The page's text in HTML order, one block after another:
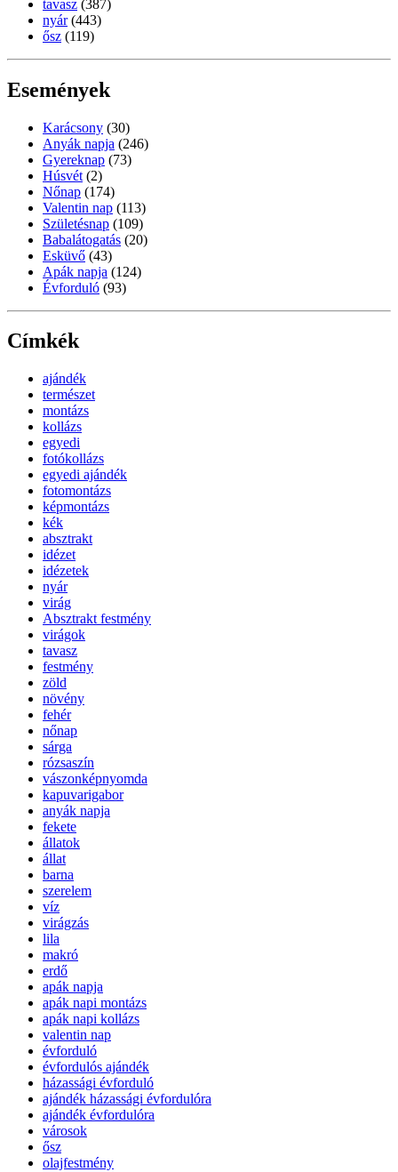
tavasz (387)
nyár (443)
ősz (119)
Események
Karácsony (30)
Anyák napja (246)
Gyereknap (73)
Húsvét (2)
Nőnap (174)
Valentin nap (113)
Születésnap (109)
Babalátogatás (20)
Esküvő (43)
Apák napja (124)
Évforduló (93)
Címkék
ajándék
természet
montázs
kollázs
egyedi
fotókollázs
egyedi ajándék
fotomontázs
képmontázs
kék
absztrakt
idézet
idézetek
nyár
virág
Absztrakt festmény
virágok
tavasz
festmény
zöld
növény
fehér
nőnap
sárga
rózsaszín
vászonképnyomda
kapuvarigabor
anyák napja
fekete
állatok
állat
barna
szerelem
víz
virágzás
lila
makró
erdő
apák napja
apák napi montázs
apák napi kollázs
valentin nap
évforduló
évfordulós ajándék
házassági évforduló
ajándék házassági évfordulóra
ajándék évfordulóra
városok
ősz
olajfestmény